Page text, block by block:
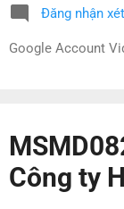
Đăng nhận xét
Google Account
Công ty